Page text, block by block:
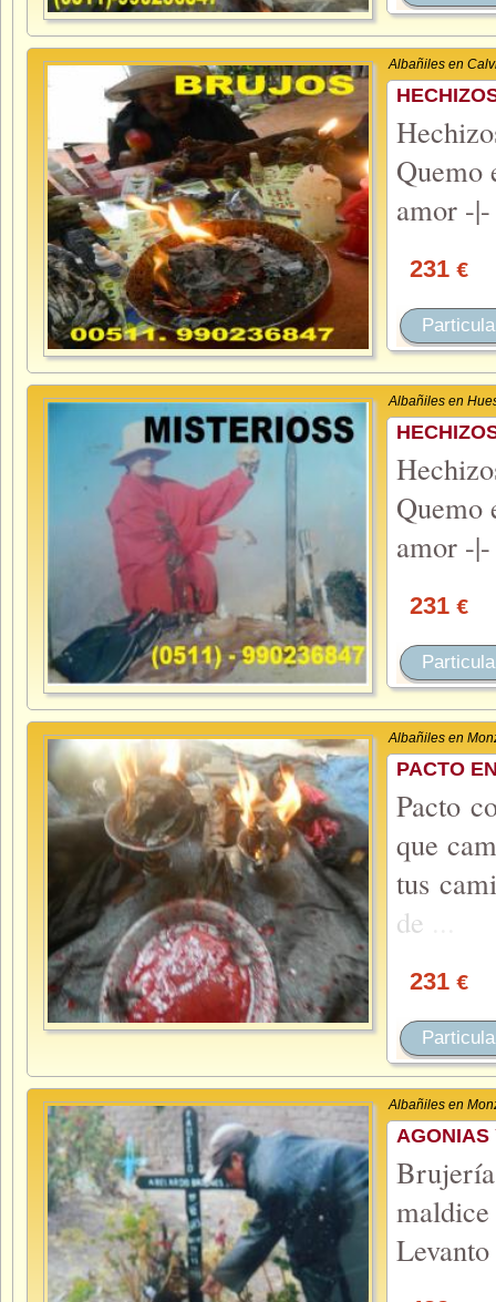
Albañiles en
Quemo
amor -
231 €
Albañiles en
Quemo
amor -
231 €
Albañiles en
PACTO
Pacto
que
tus
de
231 €
Albañiles en
AGONIAS